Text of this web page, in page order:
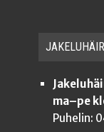
ma–pe
Puhelin: